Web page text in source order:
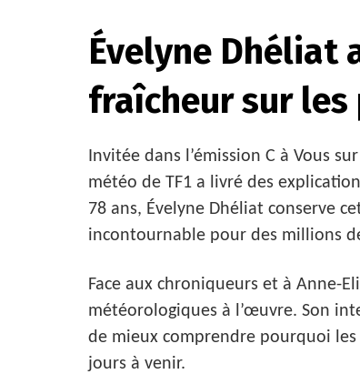
Évelyne Dhéliat
fraîcheur sur
Invitée dans l’émission C à Vous
météo de TF1 a livré des
78 ans, Évelyne Dhéliat conserve
incontournable pour des millions
Face aux chroniqueurs et à Anne-
météorologiques à l’œuvre. Son
de mieux comprendre pourquoi
jours à venir.